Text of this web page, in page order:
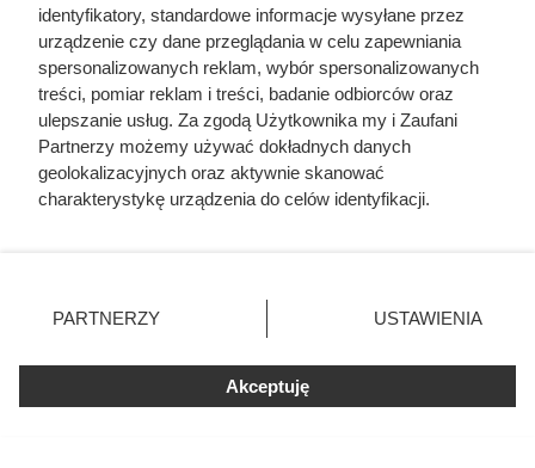
Schemat ułożenia rur gruntowej pompy ciepła
Jakie są rodzaje kolektorów dla
wymienników ciepła dolnego źródła, które współpracują z
identyfikatory, standardowe informacje wysyłane przez
urządzenie czy dane przeglądania w celu zapewniania
spersonalizowanych reklam, wybór spersonalizowanych
treści, pomiar reklam i treści, badanie odbiorców oraz
ulepszanie usług. Za zgodą Użytkownika my i Zaufani
Partnerzy możemy używać dokładnych danych
geolokalizacyjnych oraz aktywnie skanować
charakterystykę urządzenia do celów identyfikacji.
zmienić/wycofać klikając przycisk ustawień prywatności
znajdujący się w lewym dolnym rogu strony. Niektóre
użytkownika, ale masz prawo sprzeciwić się takiemu
przetwarzaniu. Preferencje będą miały zastosowania tylko
PARTNERZY USTAWIENIA
Akceptuję